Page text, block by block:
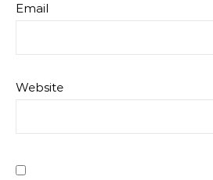
Email
Website